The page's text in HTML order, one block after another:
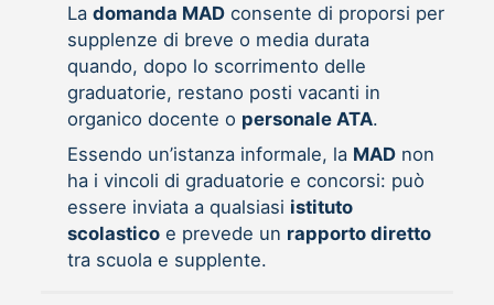
La domanda MADconsente di proporsi per
supplenze di breve o media durata
quando, dopo lo scorrimento delle
graduatorie, restano posti vacanti in
organico docente o personale ATA.
Essendo un’istanza informale, la MADnon
ha i vincoli di graduatorie e concorsi: può
essere inviata a qualsiasi istituto
scolasticoe prevede un rapporto diretto
tra scuola e supplente.